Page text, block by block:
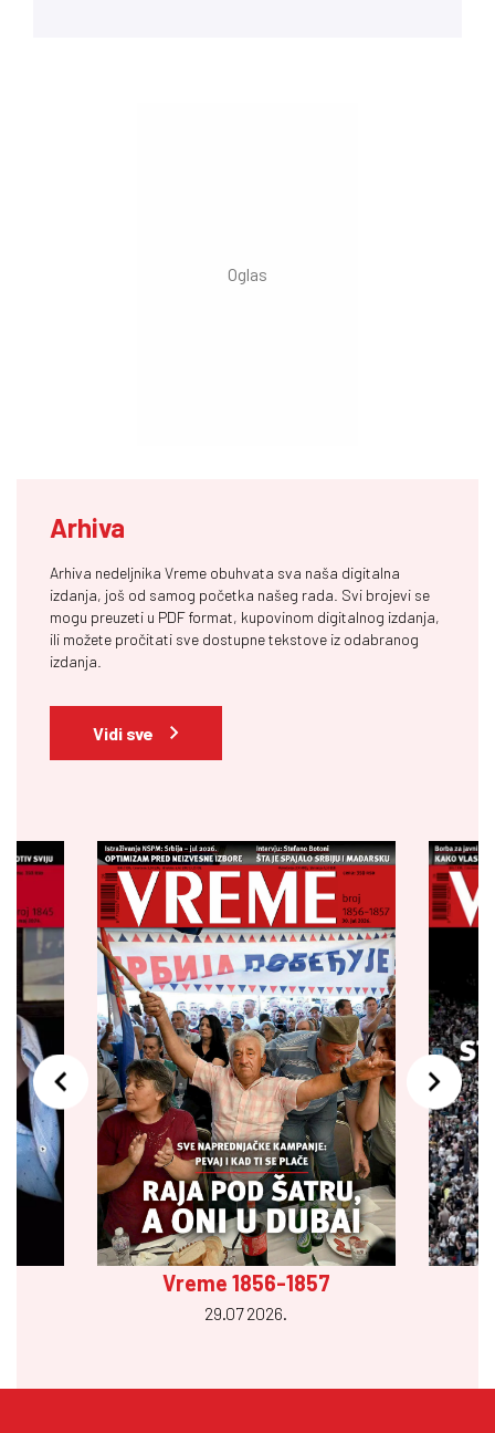
Arhiva
Arhiva nedeljnika Vreme obuhvata sva naša digitalna
izdanja, još od samog početka našeg rada. Svi brojevi se
mogu preuzeti u PDF format, kupovinom digitalnog izdanja,
ili možete pročitati sve dostupne tekstove iz odabranog
izdanja.
Vidi sve
Vreme 1856-1857
29.07 2026.